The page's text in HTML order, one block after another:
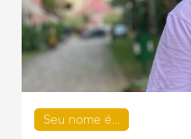
Seu nome é...